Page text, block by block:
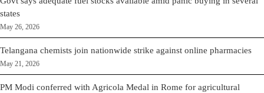
states
May 26, 2026
Telangana chemists join nationwide strike against online pharmacies
May 21, 2026
PM Modi conferred with Agricola Medal in Rome for agricultural